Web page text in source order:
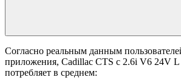
Согласно реальным данным
приложения, Cadillac CTS с 2.6i V6 24V
потребляет в среднем: